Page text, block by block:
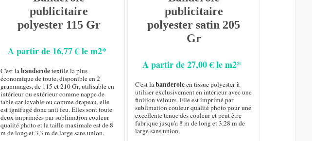
publicitaire
polyester 115 Gr
A partir de 16,77 € le m2*
C'est labanderoletextile la plus
économique de toute, disponible en 2
grammages, de 115 et 210 Gr, utilisable en
intérieur ou extérieur comme nappe de
table car lavable ou comme drapeau, elle
est ignifugé donc anti feu. Elles sont toute
deux imprimées par sublimation couleur
qualité photo et la taille maximale est de 8
m de long et 3,3 m de large sans union.
publicitaire
polyester satin 205
Gr
A partir de 27,00 € le m2*
C'est labanderoleen tissue polyester à
utiliser exclusivement en intérieur avec une
finition velours. Elle est imprimé par
sublimation couleur qualité photo pour une
excellente tenue des couleur et peut être
fabrique jusqu'a 8 m de long et 3,28 m de
large sans union.